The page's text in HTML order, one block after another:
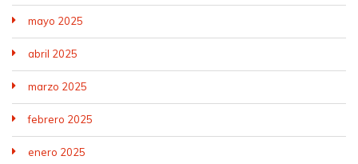
mayo 2025
abril 2025
marzo 2025
febrero 2025
enero 2025